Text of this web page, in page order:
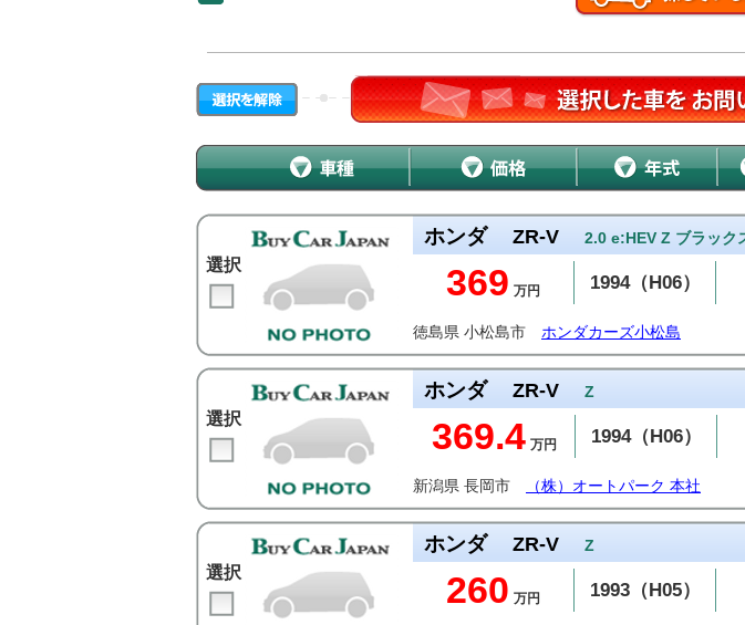
選択
ホンダ ZR-V 2.0 e:HEV Z ブラック
369 万円 1994（H06）
徳島県 小松島市 ホンダカーズ小松島
選択
ホンダ ZR-V Z
369.4 万円 1994（H06）
新潟県 長岡市 （株）オートパーク 本社
選択
ホンダ ZR-V Z
260 万円 1993（H05）